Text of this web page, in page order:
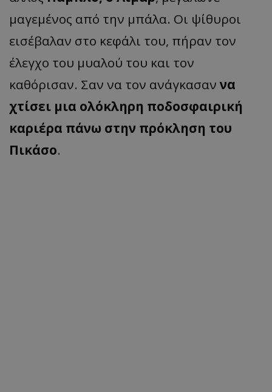
μαγεμένος από την μπάλα. Οι ψίθυροι
εισέβαλαν στο κεφάλι του, πήραν τον
έλεγχο του μυαλού του και τον
καθόρισαν. Σαν να τον ανάγκασαννα
χτίσει μια ολόκληρη ποδοσφαιρική
καριέρα πάνω στην πρόκληση του
Πικάσο.